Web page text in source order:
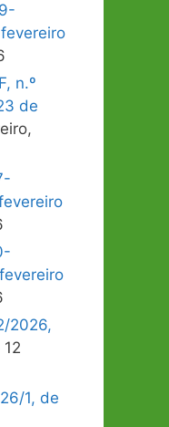
n.º
de
2026,
12
1, de